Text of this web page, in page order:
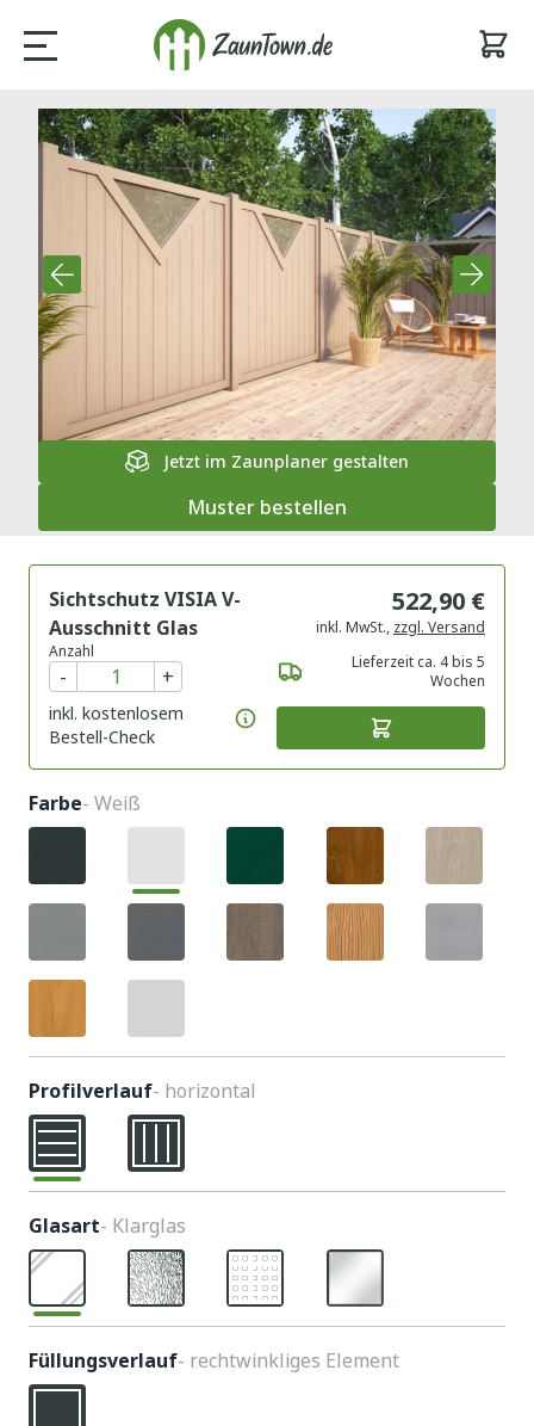
Jetzt im Zaunplaner gestalten
Muster bestellen
Sichtschutz VISIA V-
Ausschnitt Glas
Anzahl
- +
inkl. kostenlosem
Bestell-Check
522,90 €
inkl. MwSt., zzgl. Versand
Lieferzeit ca. 4 bis 5
Wochen
Farbe- Weiß
Profilverlauf- horizontal
Glasart- Klarglas
Füllungsverlauf- rechtwinkliges Element